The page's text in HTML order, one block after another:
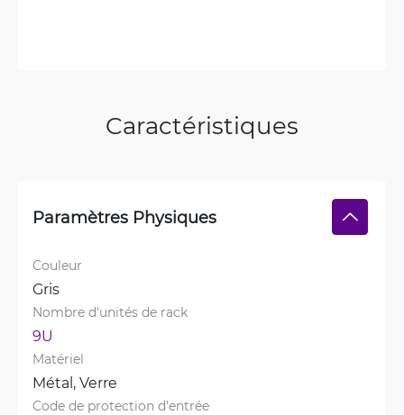
Caractéristiques
Paramètres Physiques
Couleur
Gris
Nombre d'unités de rack
9U
Matériel
Métal, Verre
Code de protection d'entrée